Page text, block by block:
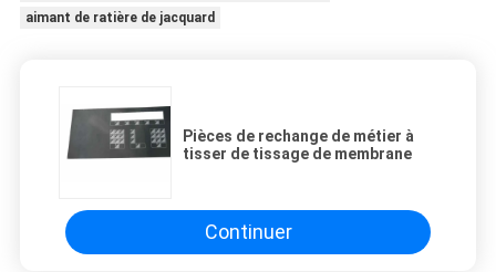
aimant de ratière de jacquard
Pièces de rechange de métier à
tisser de tissage de membrane
Continuer